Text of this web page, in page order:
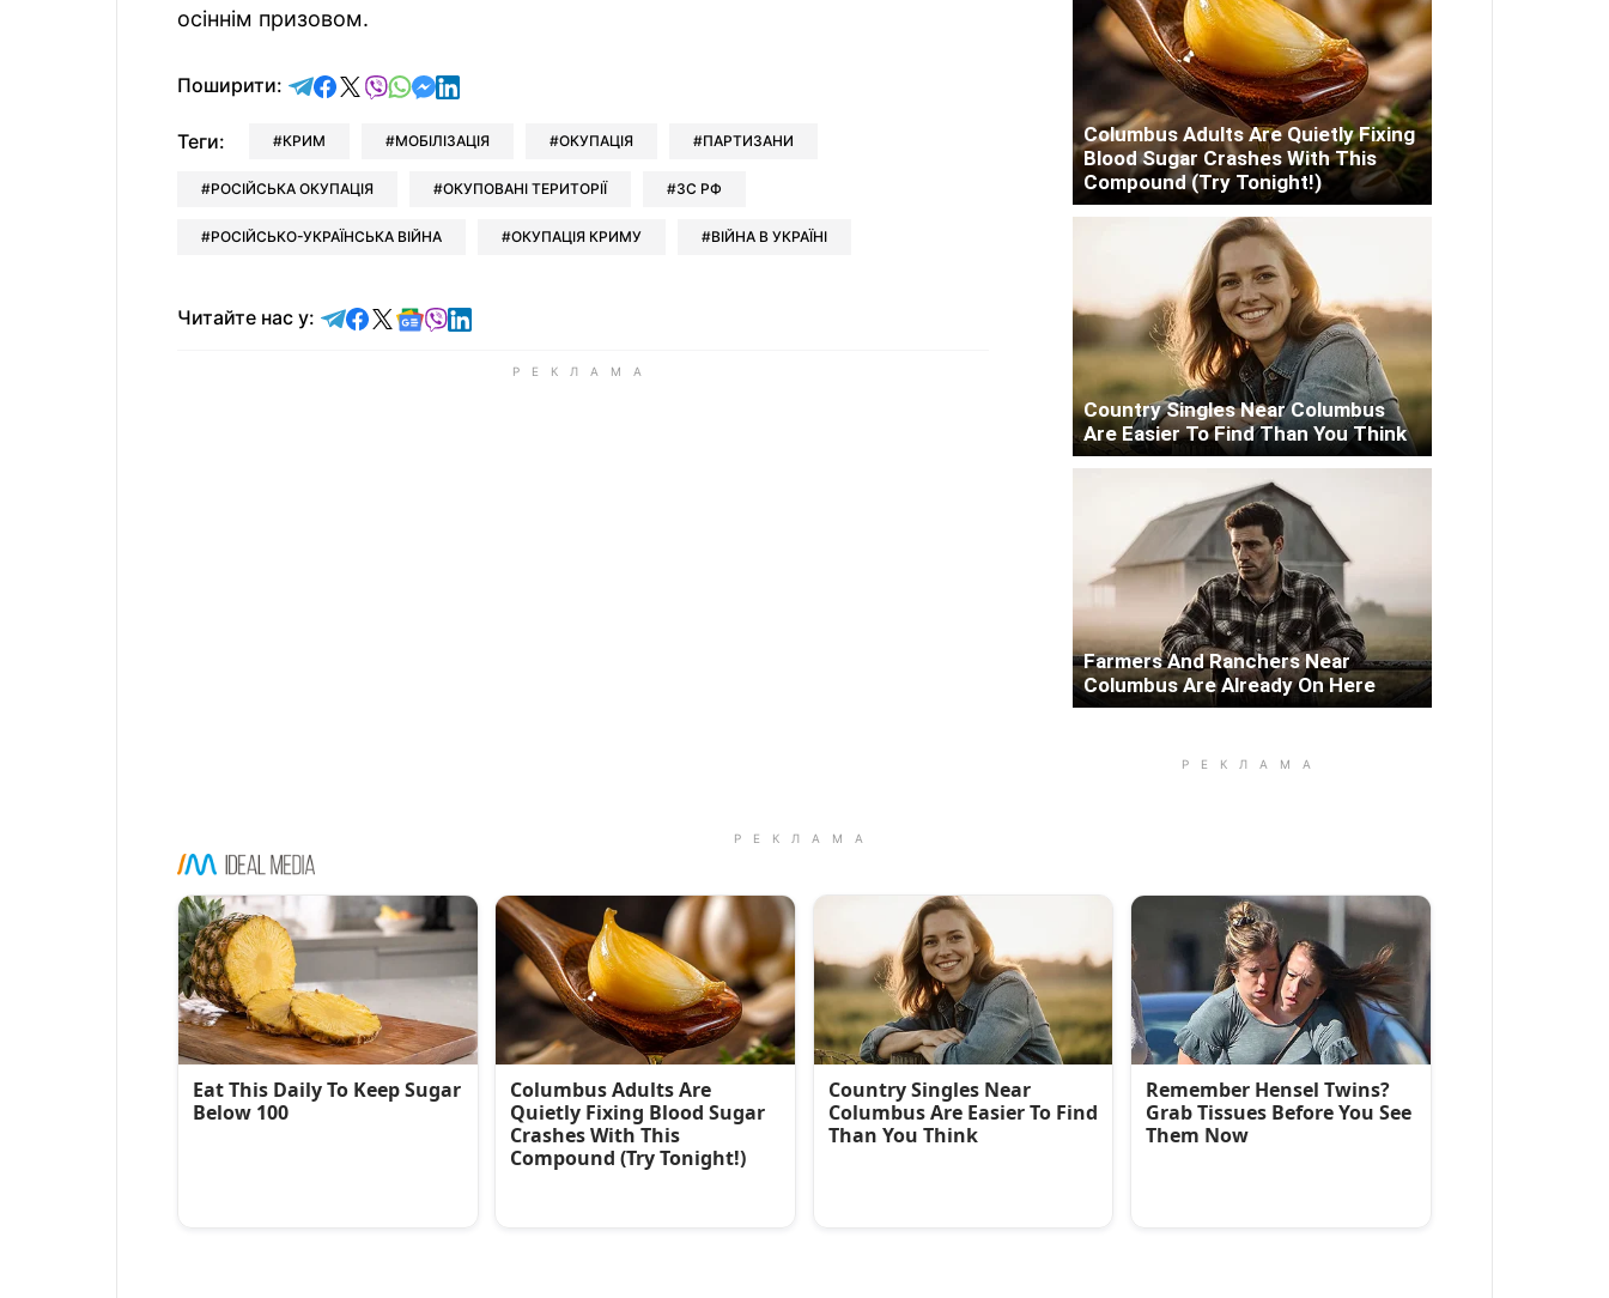
осіннім призовом.
Поширити: відправити у Telegram
поділитись у Facebook
поділитись у X
відправити у Viber
відправити у Whatsapp
відправити у Messenger
відправити у LinkedIn
Теги: КРИМ МОБІЛІЗАЦІЯ ОКУПАЦІЯ ПАРТИЗАНИ
РОСІЙСЬКА ОКУПАЦІЯ ОКУПОВАНІ ТЕРИТОРІЇ ЗС РФ
РОСІЙСЬКО-УКРАЇНСЬКА ВІЙНА ОКУПАЦІЯ КРИМУ ВІЙНА В УКРАЇНІ
Читайте нас у: Читайте у Telegram
Читайте у Facebook
Читайте у X
Читайте у Google news
Читайте у Viber
Читайте у LinkedIn
Columbus Adults Are Quietly Fixing
Blood Sugar Crashes With This
Compound (Try Tonight!)
Country Singles Near Columbus
Are Easier To Find Than You Think
Farmers And Ranchers Near
Columbus Are Already On Here